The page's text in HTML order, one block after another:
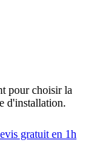
pour choisir la
d'installation.
gratuit en 1h